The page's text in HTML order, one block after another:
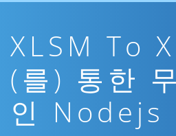
XLSM To
(를) 통한
인 Nodejs